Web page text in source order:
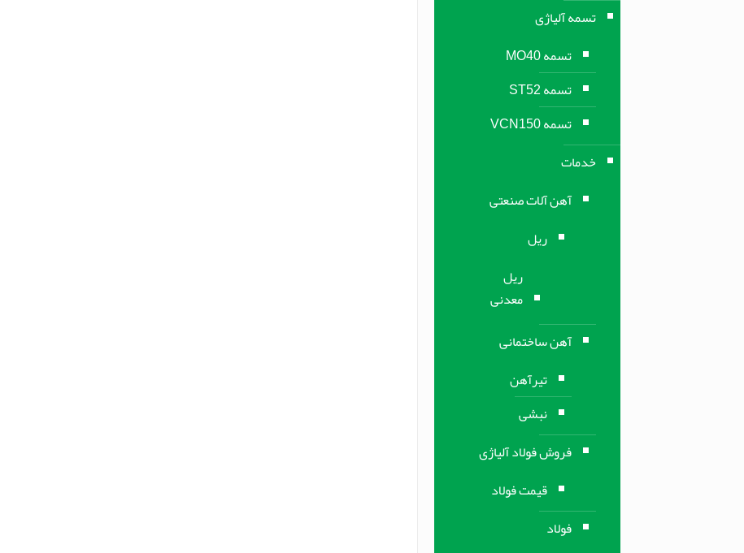
تسمه آلیاژی
تسمه MO40
تسمه ST52
تسمه VCN150
خدمات
آهن آلات صنعتی
ریل
ریل
معدنی
آهن ساختمانی
تیرآهن
نبشی
فروش فولاد آلیاژی
قیمت فولاد
فولاد